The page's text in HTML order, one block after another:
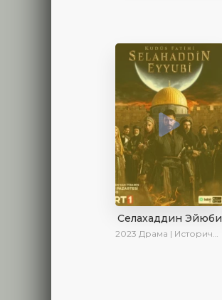
Селахаддин Эйюби
2023 Драма | Исторический | Сериалы 2023